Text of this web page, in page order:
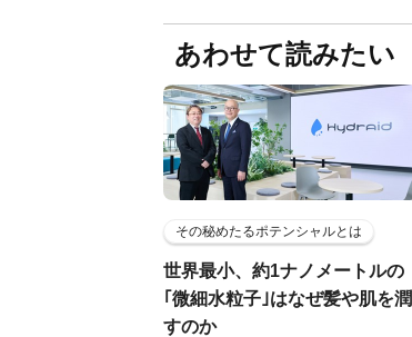
あわせて読みたい
その秘めたるポテンシャルとは
世界最小、約1ナノメートルの
｢微細水粒子｣はなぜ髪や肌を潤
すのか